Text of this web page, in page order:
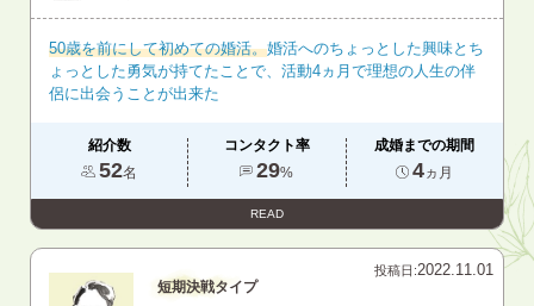
50歳を前にして初めての婚活。婚活へのちょっとした興味とち
ょっとした勇気が持てたことで、活動4ヵ月で理想の人生の伴
侶に出会うことが出来た
紹介数
52名
コンタクト率
29%
成婚までの期間
4ヵ月
READ
投稿日:2022.11.01
短期決戦タイプ